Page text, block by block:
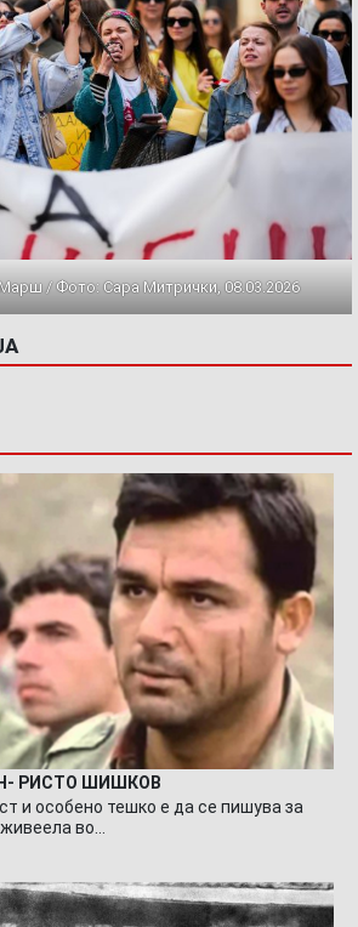
/ Фото: Сара Митрички, 08.03.2026
РИСТО ШИШКОВ
и особено тешко е да се пишува за
живеела во…